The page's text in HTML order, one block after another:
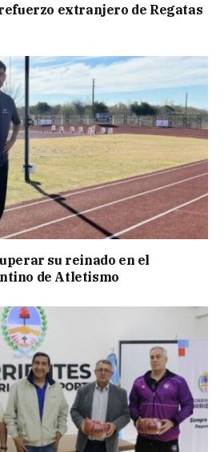
extranjero de Regatas
su reinado en el
de Atletismo